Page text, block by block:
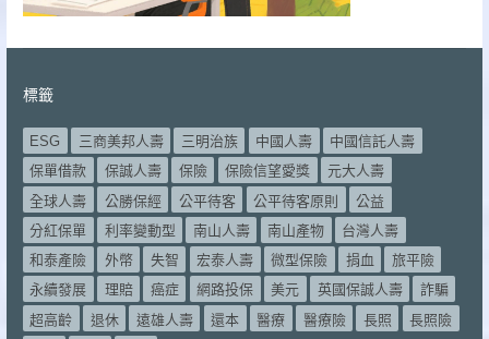
標籤
ESG 三商美邦人壽 三明治族 中國人壽
中國信託人壽
保單借款
保誠人壽 保險 保險信望愛獎
元大人壽
全球人壽
公勝保經 公平待客 公平待客原則
公益
分紅保單
利率變動型 南山人壽 南山產物
台灣人壽
和泰產險
外幣 失智 宏泰人壽 微型保險 捐血
旅平險
永續發展
理賠 癌症 網路投保 美元 英國保誠人壽
詐騙
超高齡
退休 遠雄人壽 還本 醫療 醫療險 長照
長照險